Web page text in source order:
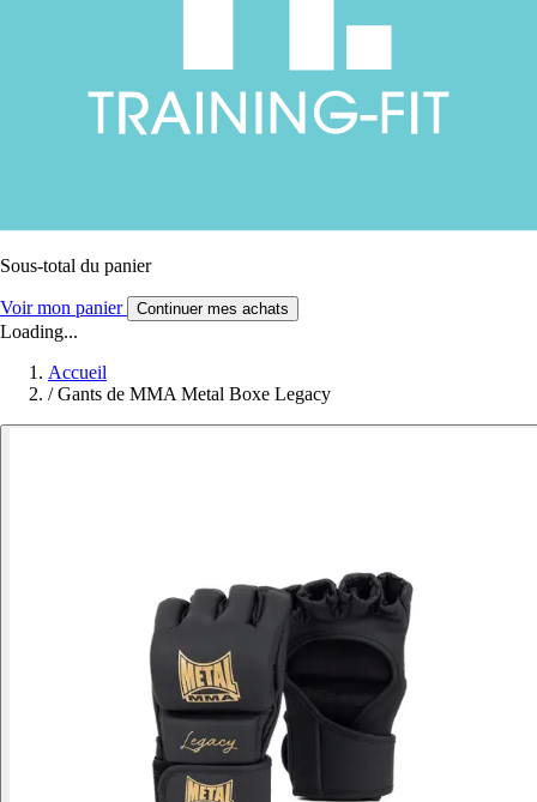
Sous-total du panier
Voir mon panier Continuer mes achats
Loading...
Accueil
/ Gants de MMA Metal Boxe Legacy